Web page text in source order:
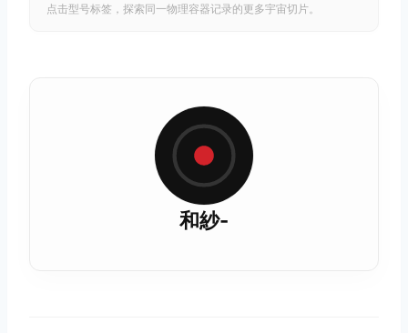
点击型号标签，探索同一物理容器记录的更多宇宙切片。
和紗-